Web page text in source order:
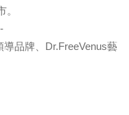
品牌、Dr.FreeVenus藝